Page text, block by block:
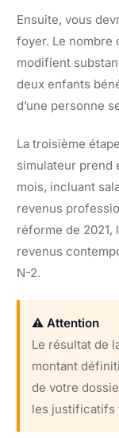
Ensuite, vous
foyer. Le nombre
modifient
deux enfants
d’une personne
La troisième
simulateur prend
mois, incluant
revenus
réforme de
revenus
N-2.
⚠️ Attention
Le résultat de
montant
de votre
les justificatifs